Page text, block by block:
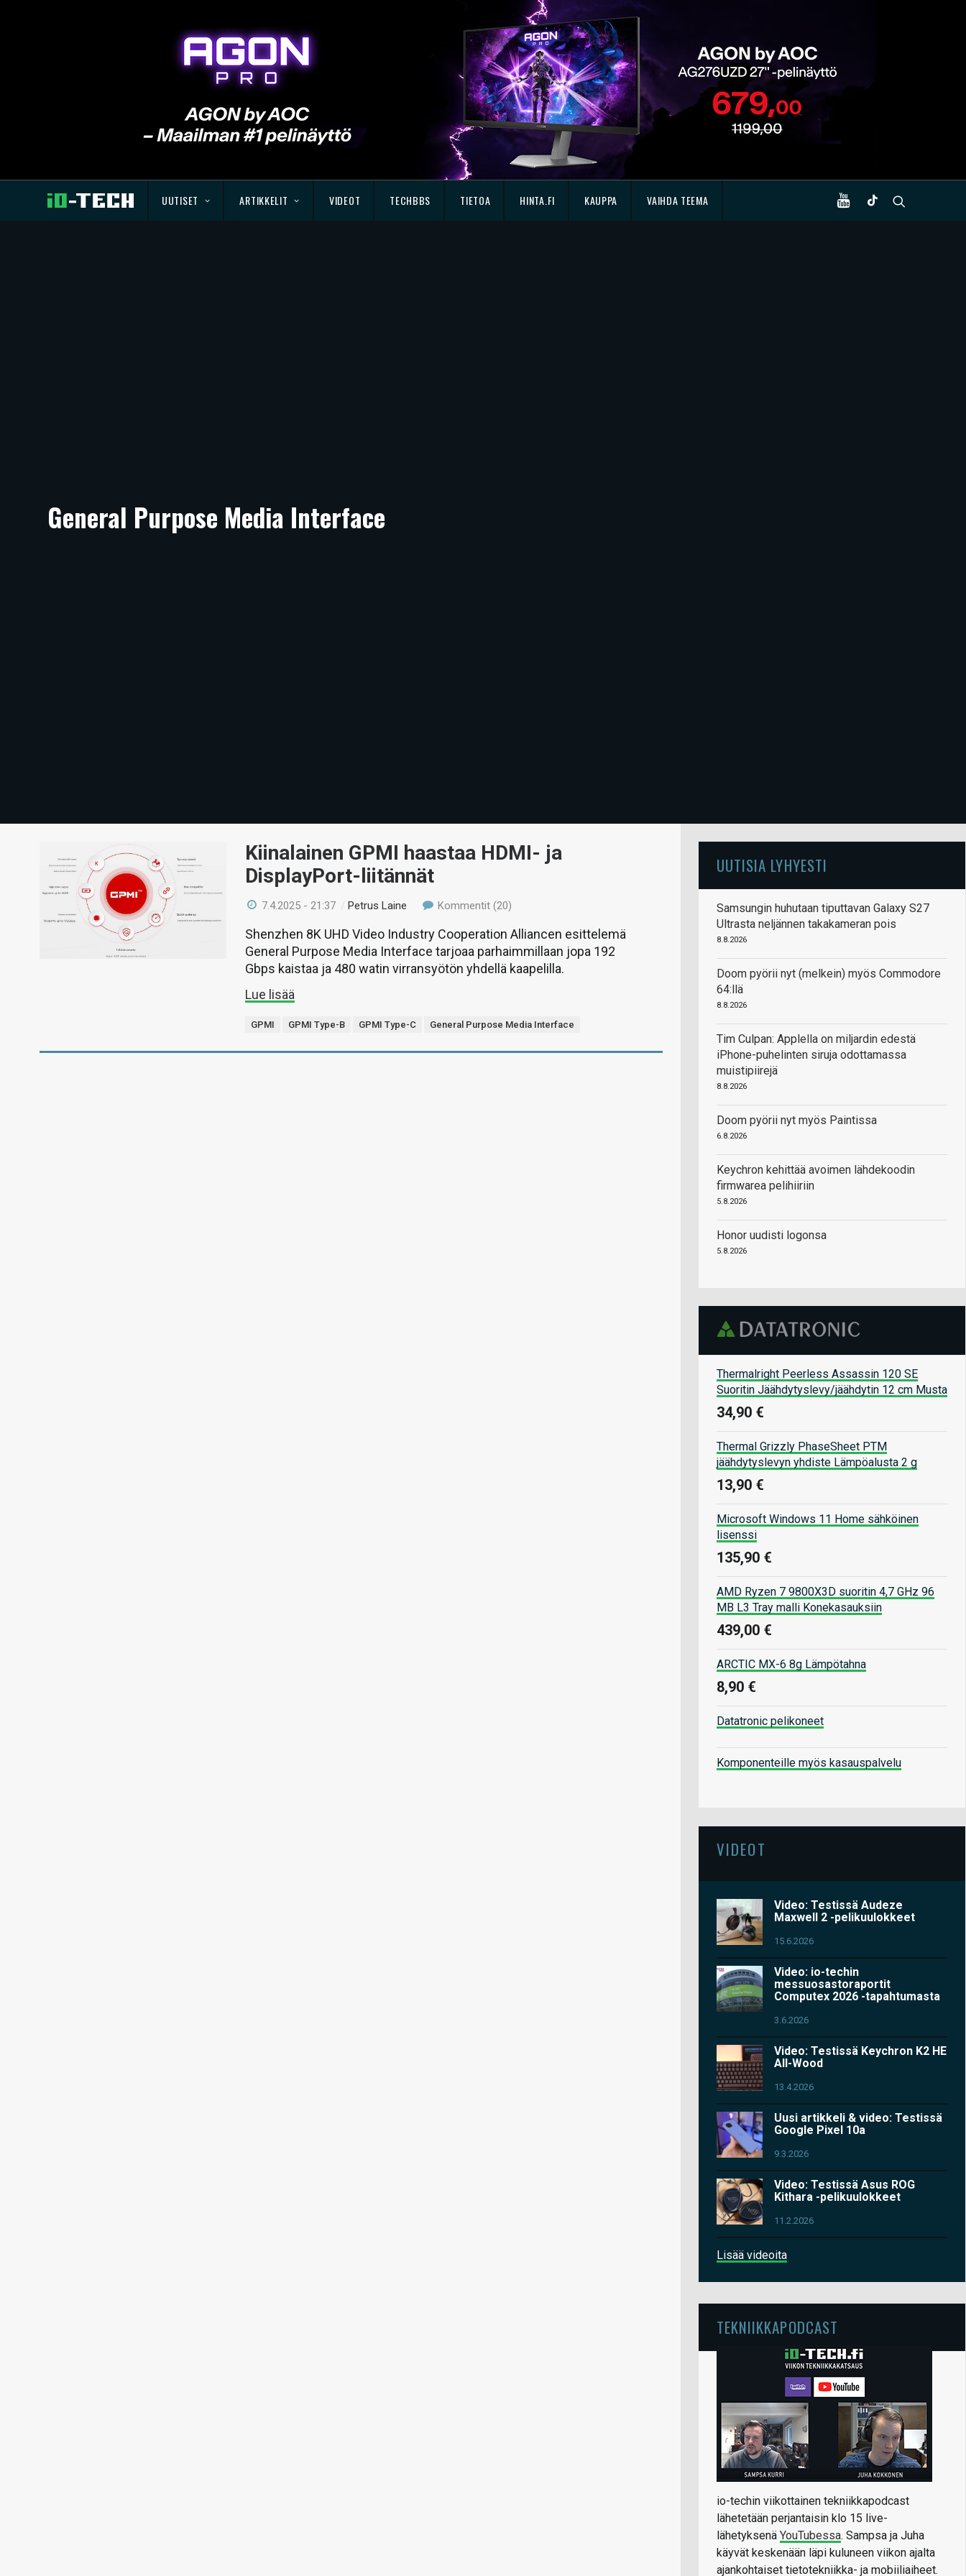
UUTISET ARTIKKELIT VIDEOT TECHBBS TIETOA HINTA.FI KAUPPA VAIHDA TEEMA
General Purpose Media Interface
Kiinalainen GPMI haastaa HDMI- ja
DisplayPort-liitännät
7.4.2025 - 21:37 /Petrus Laine Kommentit (20)
Shenzhen 8K UHD Video Industry Cooperation Alliancen esittelemä
General Purpose Media Interface tarjoaa parhaimmillaan jopa 192
Gbps kaistaa ja 480 watin virransyötön yhdellä kaapelilla.
Lue lisää
GPMI GPMI Type-B GPMI Type-C General Purpose Media Interface
UUTISIA LYHYESTI
Samsungin huhutaan tiputtavan Galaxy S27
Ultrasta neljännen takakameran pois
8.8.2026
Doom pyörii nyt (melkein) myös Commodore
64:llä
8.8.2026
Tim Culpan: Applella on miljardin edestä
iPhone-puhelinten siruja odottamassa
muistipiirejä
8.8.2026
Doom pyörii nyt myös Paintissa
6.8.2026
Keychron kehittää avoimen lähdekoodin
firmwarea pelihiiriin
5.8.2026
Honor uudisti logonsa
5.8.2026
Thermalright Peerless Assassin 120 SE
Suoritin Jäähdytyslevy/jäähdytin 12 cm Musta
34,90 €
Thermal Grizzly PhaseSheet PTM
jäähdytyslevyn yhdiste Lämpöalusta 2 g
13,90 €
Microsoft Windows 11 Home sähköinen
lisenssi
135,90 €
AMD Ryzen 7 9800X3D suoritin 4,7 GHz 96
MB L3 Tray malli Konekasauksiin
439,00 €
ARCTIC MX-6 8g Lämpötahna
8,90 €
Datatronic pelikoneet
Komponenteille myös kasauspalvelu
VIDEOT
Video: Testissä Audeze
Maxwell 2 -pelikuulokkeet
15.6.2026
Video: io-techin
messuosastoraportit
Computex 2026 -tapahtumasta
3.6.2026
Video: Testissä Keychron K2 HE
All-Wood
13.4.2026
Uusi artikkeli & video: Testissä
Google Pixel 10a
9.3.2026
Video: Testissä Asus ROG
Kithara -pelikuulokkeet
11.2.2026
Lisää videoita
TEKNIIKKAPODCAST
io-techin viikottainen tekniikkapodcast
lähetetään perjantaisin klo 15 live-
lähetyksenä YouTubessa. Sampsa ja Juha
käyvät keskenään läpi kuluneen viikon ajalta
ajankohtaiset tietotekniikka- ja mobiiliaiheet.